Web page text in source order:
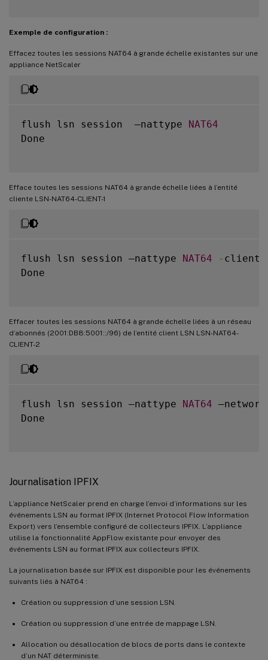
Exemple de configuration :
Effacez toutes les sessions NAT64 à grande échelle existantes sur une
appliance NetScaler
flush lsn session  –nattype NAT64
Done
Efface toutes les sessions NAT64 à grande échelle liées à l’entité
cliente LSN-NAT64-CLIENT-1
flush lsn session –nattype NAT64 -
Done
Effacer toutes les sessions NAT64 à grande échelle liées à un réseau
d’abonnés (2001:DB8:5001::/96) de l’entité client LSN LSN-NAT64-
CLIENT-2
flush lsn session –nattype NAT64
Done
Journalisation IPFIX
L’appliance NetScaler prend en charge l’envoi d’informations sur les
événements LSN au format IPFIX (Internet Protocol Flow Information
Export) vers l’ensemble configuré de collecteurs IPFIX. L’appliance
utilise la fonctionnalité AppFlow existante pour envoyer des
événements LSN au format IPFIX aux collecteurs IPFIX.
La journalisation basée sur IPFIX est disponible pour les événements
suivants liés à NAT64 :
Création ou suppression d’une session LSN.
Création ou suppression d’une entrée de mappage LSN.
Allocation ou désallocation de blocs de ports dans le contexte
d’un NAT déterministe.